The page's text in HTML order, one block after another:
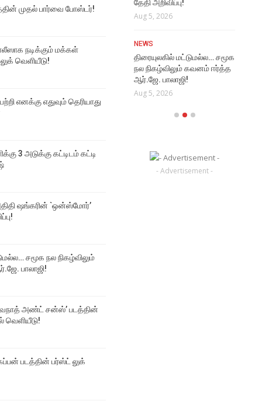
முதல் பார்வை போஸ்டர்!
நடிக்கும் மக்கள்
வெளியீடு!
எனக்கு எதுவும் தெரியாது
3 அடுக்கு கட்டிடம் கட்டி
ஷங்கரின் `ஒன்ஸ்மோர்’
சமூக நல நிகழ்விலும்
பாலாஜி!
அண்ட் சன்ஸ்’ படத்தின்
வெளியீடு!
படத்தின் பர்ஸ்ட் லுக்
NEWS
Aug 6, 2026
தேதி அறிவிப்பு!
Aug 5, 2026
NEWS
திரையுலகில் மட்டுமல்ல… சமூக
நல நிகழ்விலும் கவனம் ஈர்த்த
ஆர்.ஜே. பாலாஜி!
Aug 5, 2026
- Advertisement -